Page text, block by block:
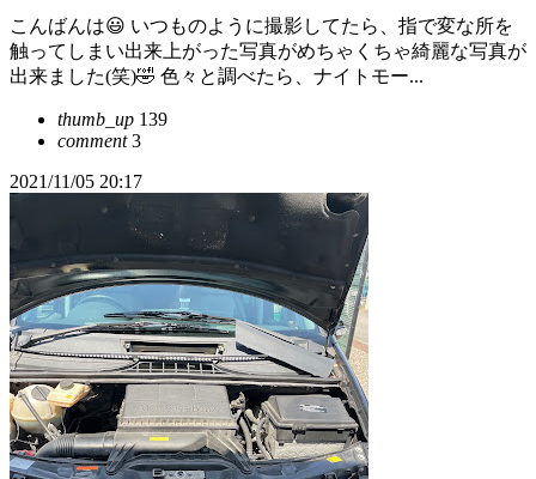
こんばんは😃 いつものように撮影してたら、指で変な所を
触ってしまい出来上がった写真がめちゃくちゃ綺麗な写真が
出来ました(笑)🤣 色々と調べたら、ナイトモー...
thumb_up 139
comment3
2021/11/05 20:17